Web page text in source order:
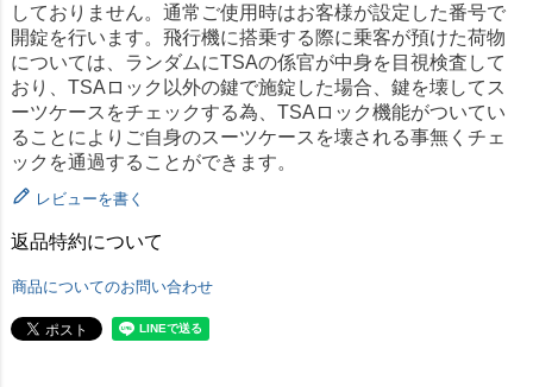
しておりません。通常ご使用時はお客様が設定した番号で
開錠を行います。飛行機に搭乗する際に乗客が預けた荷物
については、ランダムにTSAの係官が中身を目視検査して
おり、TSAロック以外の鍵で施錠した場合、鍵を壊してス
ーツケースをチェックする為、TSAロック機能がついてい
ることによりご自身のスーツケースを壊される事無くチェ
ックを通過することができます。
レビューを書く
返品特約について
商品についてのお問い合わせ